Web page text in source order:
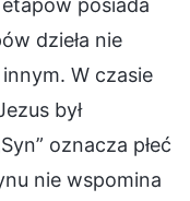
dzieła nie
W czasie
był
oznacza płeć
nie wspomina